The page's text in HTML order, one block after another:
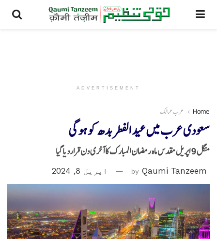
ADVERTISEMENT
Home عرب ممالک
سعودی عرب میں عید الفطر بدھ کو ہوگی
منگل 9 اپریل مقدس ماہ رمضان المبارک کا آخری دن قراردیاگیا
by Qaumi Tanzeem اپریل 8, 2024